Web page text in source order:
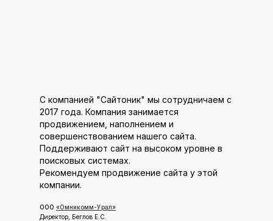
С компанией "Сайтоник" мы сотрудничаем с
2017 года. Компания занимается
продвижением, наполнением и
совершенствованием нашего сайта.
Поддерживают сайт на высоком уровне в
поисковых системах.
Рекомендуем продвижение сайта у этой
компании.
ООО «Омникомм-Урал»
Директор, Беглов Е.С.
Компания
Вакансии
Контакты